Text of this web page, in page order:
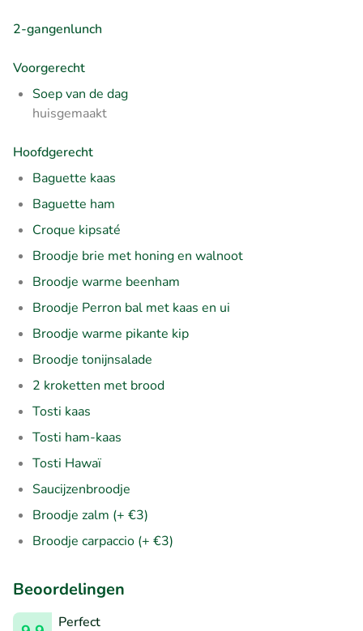
2-gangenlunch
Voorgerecht
Soep van de dag
huisgemaakt
Hoofdgerecht
Baguette kaas
Baguette ham
Croque kipsaté
Broodje brie met honing en walnoot
Broodje warme beenham
Broodje Perron bal met kaas en ui
Broodje warme pikante kip
Broodje tonijnsalade
2 kroketten met brood
Tosti kaas
Tosti ham-kaas
Tosti Hawaï
Saucijzenbroodje
Broodje zalm (+ €3)
Broodje carpaccio (+ €3)
Beoordelingen
Perfect